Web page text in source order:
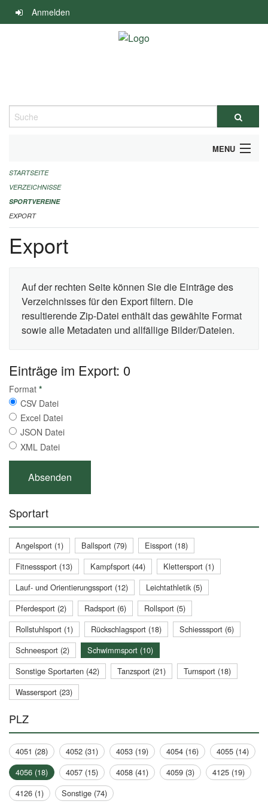
Navigation
überspringen
Anmelden
Suche
MENU
ALLGEMEINE INFORMATIONEN
FINANZIELLE UNTERSTÜTZUNG BENÖTIGT?
KONTAKT
STARTSEITE
VERZEICHNISSE
SPORTVEREINE
EXPORT
Export
Auf der rechten Seite können Sie die Einträge des
Verzeichnisses für den Export filtern. Die
resultierende Zip-Datei enthält das gewählte Format
sowie alle Metadaten und allfällige Bilder/Dateien.
Einträge im Export: 0
Format *
CSV Datei
Excel Datei
JSON Datei
XML Datei
Sportart
Angelsport (1) Ballsport (79)
Eissport (18)
Fitnesssport (13)
Kampfsport (44)
Klettersport (1)
Lauf- und Orientierungssport (12)
Leichtathletik (5)
Pferdesport (2)
Radsport (6)
Rollsport (5)
Rollstuhlsport (1)
Rückschlagsport (18)
Schiesssport (6)
Schneesport (2)
Schwimmsport (10)
Sonstige Sportarten (42)
Tanzsport (21)
Turnsport (18)
Wassersport (23)
PLZ
4051 (28) 4052 (31) 4053 (19) 4054 (16)
4055 (14)
4056 (18)
4057 (15) 4058 (41) 4059 (3)
4125 (19)
4126 (1)
Sonstige (74)